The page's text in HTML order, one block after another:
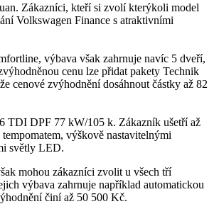
Zákazníci, kteří si zvolí kterýkoli model
Volkswagen Finance s atraktivními
výbava však zahrnuje navíc 5 dveří,
cenu lze přidat pakety Technik
cenové zvýhodnění dosáhnout částky až 82
TDI DPF 77 kW/105 k. Zákazník ušetří až
výškově nastavitelnými
světly LED.
mohou zákazníci zvolit u všech tří
výbava zahrnuje například automatickou
činí až 50 500 Kč.